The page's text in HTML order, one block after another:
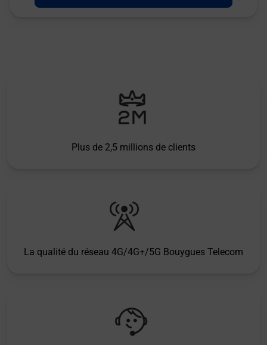
Plus de 2,5 millions de clients
La qualité du réseau 4G/4G+/5G Bouygues Telecom